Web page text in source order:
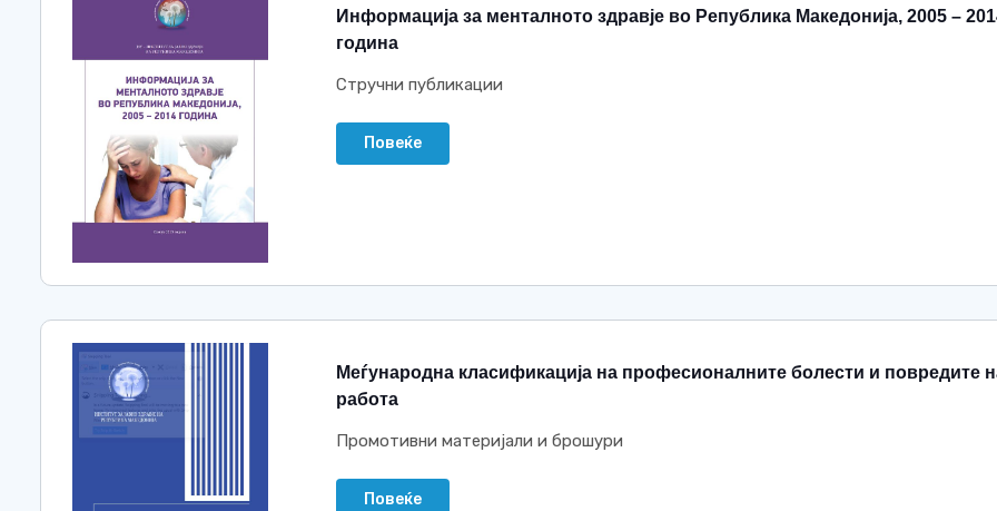
Информација за менталното здравје во Република Македонија, 2005 –
година
Стручни публикации
Повеќе
Меѓународна класификација на професионалните болести и повредите
работа
Промотивни материјали и брошури
Повеќе